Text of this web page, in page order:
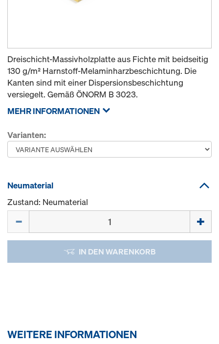
Dreischicht-Massivholzplatte aus Fichte mit beidseitig
130 g/m² Harnstoff-Melaminharzbeschichtung. Die
Kanten sind mit einer Dispersionsbeschichtung
versiegelt. Gemäß ÖNORM B 3023.
MEHR INFORMATIONEN
Varianten:
Neumaterial
Zustand: Neumaterial
IN DEN WARENKORB
WEITERE INFORMATIONEN